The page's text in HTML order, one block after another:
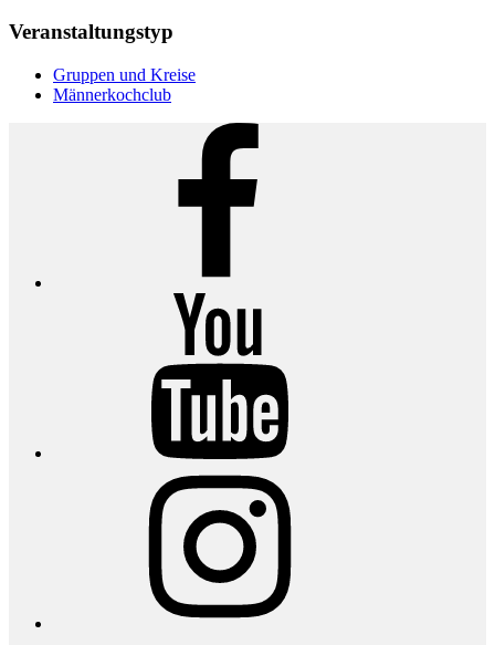
Veranstaltungstyp
Gruppen und Kreise
Männerkochclub